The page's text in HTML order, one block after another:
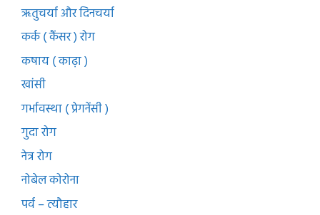
ऋतुचर्या और दिनचर्या
कर्क ( कैंसर ) रोग
कषाय ( काढ़ा )
खांसी
गर्भावस्था ( प्रेगनेंसी )
गुदा रोग
नेत्र रोग
नोबेल कोरोना
पर्व – त्यौहार